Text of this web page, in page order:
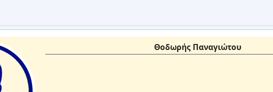
Θοδωρής Παναγιώτου